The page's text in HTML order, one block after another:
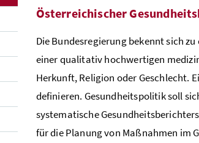
Österreichischer
Die Bundesregierung bekennt sich
einer qualitativ hochwertigen
Herkunft, Religion oder Geschlecht.
definieren. Gesundheitspolitik soll
systematische
für die Planung von Maßnahmen im